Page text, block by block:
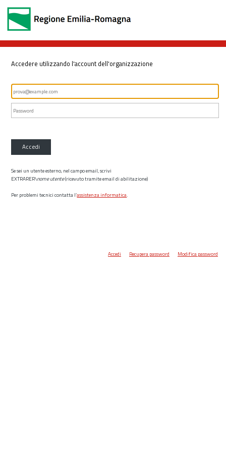
Accedere utilizzando l'account dell'organizzazione
Accedi
Se sei un utente esterno, nel campo email, scrivi
EXTRARER\nome utente(ricevuto tramite email di abilitazione)
Per problemi tecnici contatta l’assistenza informatica.
Accedi Recupera password Modifica password